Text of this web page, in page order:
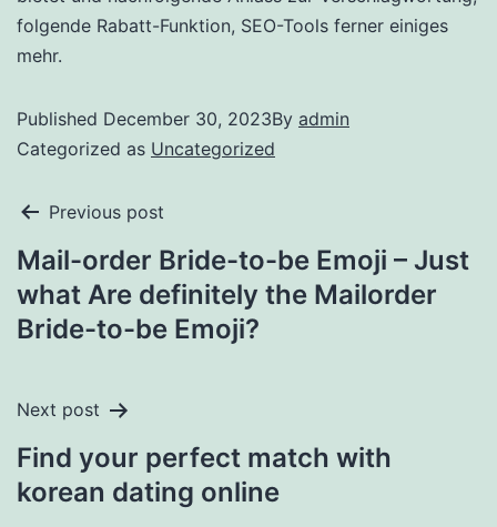
folgende Rabatt-Funktion, SEO-Tools ferner einiges
mehr.
Published December 30, 2023By admin
Categorized as Uncategorized
Previous post
Mail-order Bride-to-be Emoji – Just
what Are definitely the Mailorder
Bride-to-be Emoji?
Next post
Find your perfect match with
korean dating online